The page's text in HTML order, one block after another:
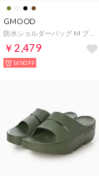
GMOOD
￥2,479
16%OFF